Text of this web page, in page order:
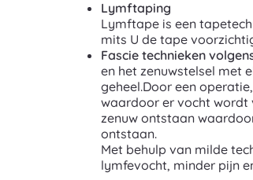
Lymftaping
Lymftape is een
mits U de tape
Fascie technieken
en het zenuwstelsel met
geheel.Door een
waardoor er vocht wordt
zenuw ontstaan
ontstaan.
Met behulp van milde
lymfevocht, minder pijn